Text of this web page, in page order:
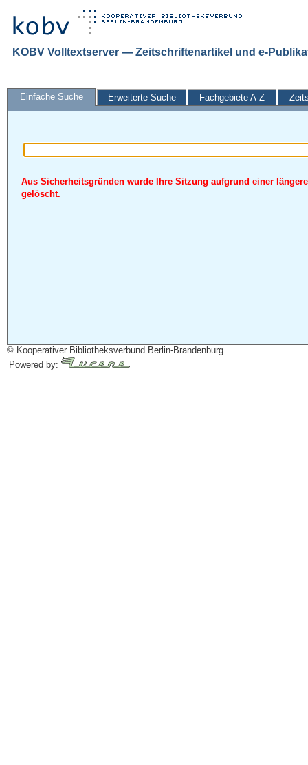
KOBV Volltextserver — Zeitschriftenartikel und e-
Einfache Suche Erweiterte Suche Fachgebiete A-Z
Aus Sicherheitsgründen wurde Ihre Sitzung aufgrund einer
gelöscht.
© Kooperativer Bibliotheksverbund Berlin-Brandenburg
Powered by: